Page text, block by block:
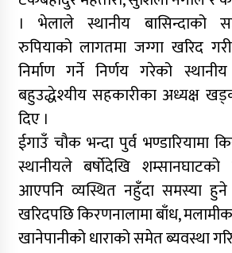
। भेलाले स्थानीय बासिन्दाको
रुपियाको लागतमा जग्गा खरिद
निर्माण गर्ने निर्णय गरेको
बहुउद्धेश्यीय सहकारीका अध्यक्ष
दिए ।
ईगाउँ चौक भन्दा पुर्व भण्डारियामा
स्थानीयले बर्षोदेखि
आएपनि व्यस्थित नहुँदा समस्या
खरिदपछि किरणनालामा बाँध,
खानेपानीको धाराको समेत ब्यवस्था